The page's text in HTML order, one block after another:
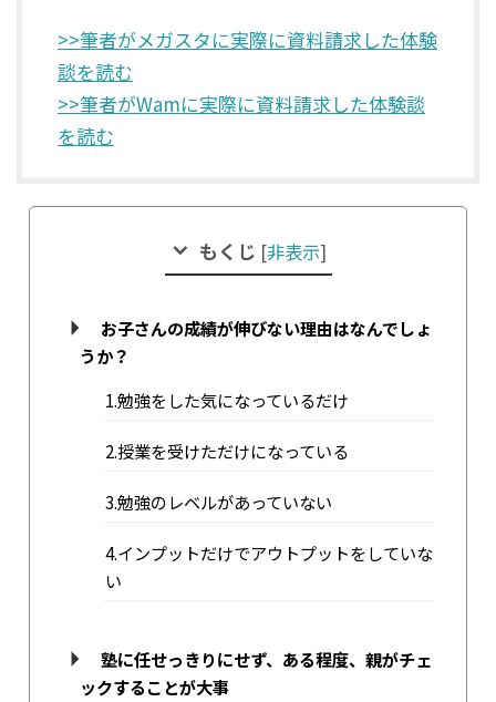
>>筆者がメガスタに実際に資料請求した体験
談を読む
>>筆者がWamに実際に資料請求した体験談
を読む
もくじ [非表示]
お子さんの成績が伸びない理由はなんでしょ
うか？
1.勉強をした気になっているだけ
2.授業を受けただけになっている
3.勉強のレベルがあっていない
4.インプットだけでアウトプットをしていな
い
塾に任せっきりにせず、ある程度、親がチェ
ックすることが大事